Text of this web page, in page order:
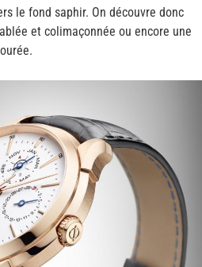
le fond saphir. On découvre donc
et colimaçonnée ou encore une